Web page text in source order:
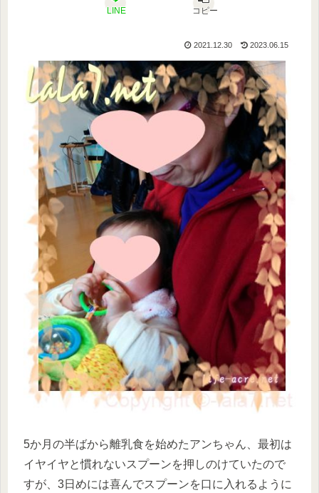
LINE コピー
2021.12.30 2023.06.15
5か月の半ばから離乳食を始めたアンちゃん、最初は
イヤイヤと慣れないスプーンを押しのけていたので
すが、3日めには喜んでスプーンを口に入れるように